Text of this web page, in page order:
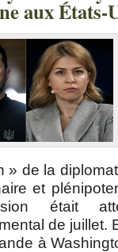
aux États-
» de la
et
était
de juillet.
à